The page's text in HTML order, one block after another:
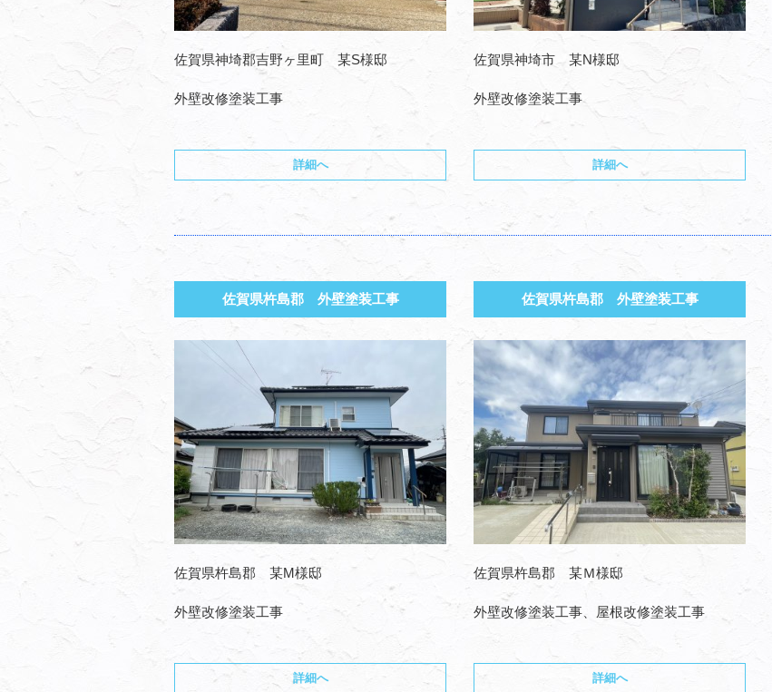
佐賀県神埼郡吉野ヶ里町 某S様邸
外壁改修塗装工事
詳細へ
佐賀県神埼市 某N様邸
外壁改修塗装工事
詳細へ
佐賀県杵島郡 外壁塗装工事
佐賀県杵島郡 某M様邸
外壁改修塗装工事
詳細へ
佐賀県杵島郡 外壁塗装工事
佐賀県杵島郡 某Ｍ様邸
外壁改修塗装工事、屋根改修塗装工事
詳細へ